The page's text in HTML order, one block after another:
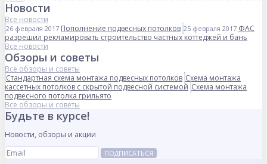
Новости
Все новости
26 февраля 2017 Пополнение подвесных потолков 25 февраля 2017 ФАС
разрешил рекламировать строительство частных коттеджей и бань
Все новости
Обзоры и советы
Все обзоры и советы
Стандартная схема монтажа подвесных потолков Схема монтажа
кассетных потолков с скрытой подвесной системой Схема монтажа
подвесного потолка грильято
Все обзоры и советы
Будьте в курсе!
Новости, обзоры и акции
ПОДПИСАТЬСЯ